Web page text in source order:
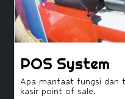
POS System
Apa manfaat fungsi dan
kasir point of sale.